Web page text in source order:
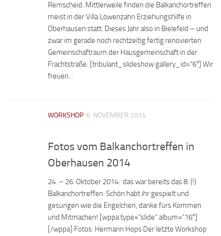
Remscheid. Mittlerweile finden die Balkanchortreffen
meist in der Villa Löwenzahn Erziehungshilfe in
Oberhausen statt. Dieses Jahr also in Bielefeld – und
zwar im gerade noch rechtzeitig fertig renovierten
Gemeinschaftraum der Hausgemeinschaft in der
Frachtstraße. [tribulant_slideshow gallery_id=“6″] Wir
freuen...
WORKSHOP 6. NOVEMBER 2014
Fotos vom Balkanchortreffen in
Oberhausen 2014
24. – 26. Oktober 2014: das war bereits das 8. (!)
Balkanchortreffen. Schön habt ihr gespielt und
gesungen wie die Engelchen, danke fürs Kommen
und Mitmachen! [wppa type=“slide“ album=“16″]
[/wppa] Fotos: Hermann Hops Der letzte Workshop